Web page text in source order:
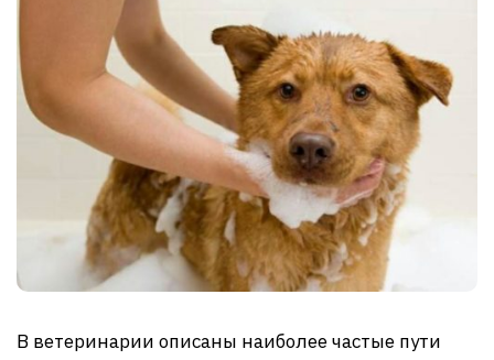
В ветеринарии описаны наиболее частые пути